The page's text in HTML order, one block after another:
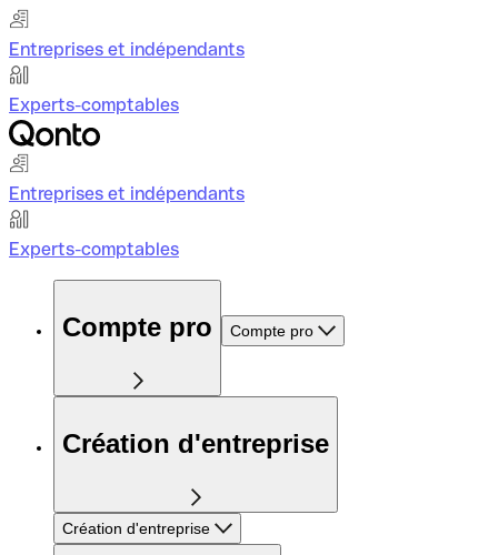
Entreprises et indépendants
Experts-comptables
Entreprises et indépendants
Experts-comptables
Compte pro Compte pro
Création d'entreprise
Création d'entreprise